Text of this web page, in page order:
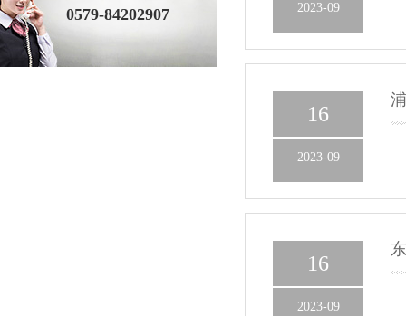
0579-84202907 2023-09
16
2023-09
16
2023-09